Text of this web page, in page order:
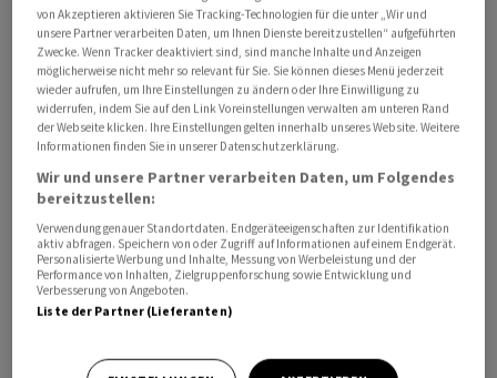
Zeitweise hatten Aussagen von EZB-Ratsmitglied
Robert Holzmann den Euro noch etwas stärker
gestützt. Der Chef der österreichischen Notenbank
sagte der Nachrichtenagentur Bloomberg, er könne sich
für die nächste Ratssitzung Mitte September eine
weitere Zinsanhebung durch die EZB vorstellen. Sollten
Möglichkeit einer zusätzlichen Zinserhöhung. Holzmann
gilt als Befürworter einer straffen Geldpolitik.
Seit Sommer 2022 hat die EZB im Kampf gegen die hohe
von Akzeptieren aktivieren Sie Tracking-Technologien für die unter „Wir und
unsere Partner verarbeiten Daten, um Ihnen Dienste bereitzustellen“ aufgeführten
Zwecke. Wenn Tracker deaktiviert sind, sind manche Inhalte und Anzeigen
möglicherweise nicht mehr so relevant für Sie. Sie können dieses Menü jederzeit
wieder aufrufen, um Ihre Einstellungen zu ändern oder Ihre Einwilligung zu
widerrufen, indem Sie auf den Link Voreinstellungen verwalten am unteren Rand
der Webseite klicken. Ihre Einstellungen gelten innerhalb unseres Website. Weitere
Informationen finden Sie in unserer Datenschutzerklärung.
Wir und unsere Partner verarbeiten Daten, um Folgendes
bereitzustellen:
Verwendung genauer Standortdaten. Endgeräteeigenschaften zur Identifikation
aktiv abfragen. Speichern von oder Zugriff auf Informationen auf einem Endgerät.
Personalisierte Werbung und Inhalte, Messung von Werbeleistung und der
Performance von Inhalten, Zielgruppenforschung sowie Entwicklung und
Verbesserung von Angeboten.
Liste der Partner (Lieferanten)